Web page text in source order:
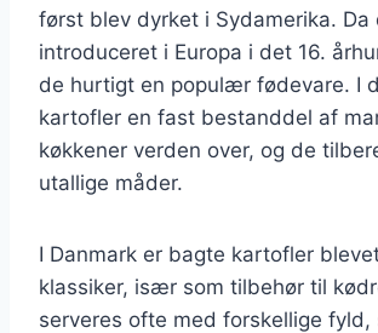
først blev dyrket i Sydamerika. Da
introduceret i Europa i det 16.
de hurtigt en populær fødevare. I
kartofler en fast bestanddel af
køkkener verden over, og de
utallige måder.
I Danmark er bagte kartofler
klassiker, især som tilbehør til
serveres ofte med forskellige fyld,